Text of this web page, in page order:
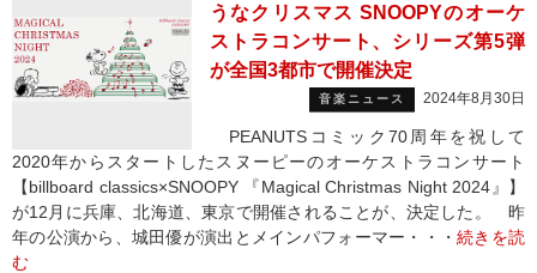
うなクリスマス SNOOPYのオーケ
ストラコンサート、シリーズ第5弾
が全国3都市で開催決定
音楽ニュース 2024年8月30日
PEANUTSコミック70周年を祝して
2020年からスタートしたスヌーピーのオーケストラコンサート
【billboard classics×SNOOPY 『Magical Christmas Night 2024』】
が12月に兵庫、北海道、東京で開催されることが、決定した。 昨
年の公演から、城田優が演出とメインパフォーマー・・・続きを読
む